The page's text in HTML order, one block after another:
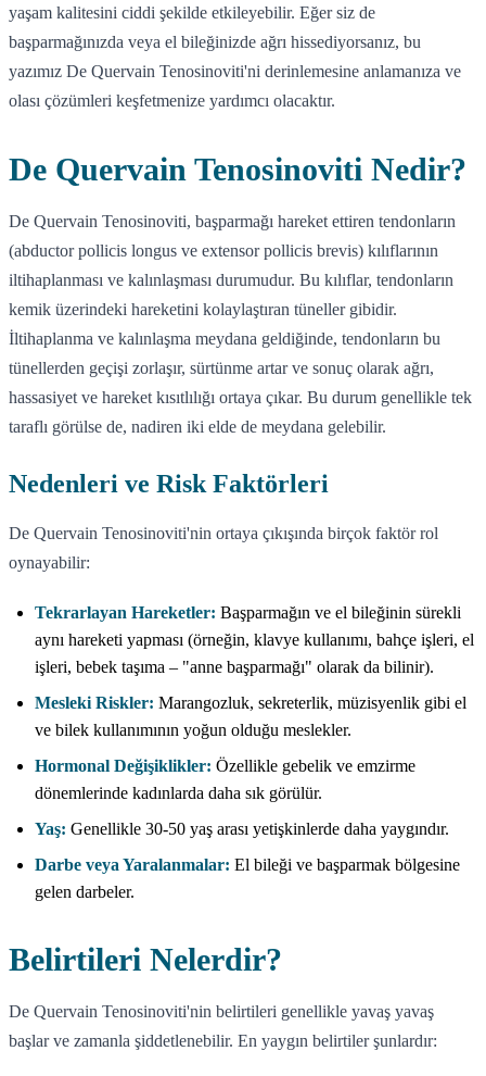
yaşam kalitesini ciddi şekilde etkileyebilir. Eğer siz de
başparmağınızda veya el bileğinizde ağrı hissediyorsanız, bu
yazımız De Quervain Tenosinoviti'ni derinlemesine anlamanıza ve
olası çözümleri keşfetmenize yardımcı olacaktır.
De Quervain Tenosinoviti Nedir?
De Quervain Tenosinoviti, başparmağı hareket ettiren tendonların
(abductor pollicis longus ve extensor pollicis brevis) kılıflarının
iltihaplanması ve kalınlaşması durumudur. Bu kılıflar, tendonların
kemik üzerindeki hareketini kolaylaştıran tüneller gibidir.
İltihaplanma ve kalınlaşma meydana geldiğinde, tendonların bu
tünellerden geçişi zorlaşır, sürtünme artar ve sonuç olarak ağrı,
hassasiyet ve hareket kısıtlılığı ortaya çıkar. Bu durum genellikle tek
taraflı görülse de, nadiren iki elde de meydana gelebilir.
Nedenleri ve Risk Faktörleri
De Quervain Tenosinoviti'nin ortaya çıkışında birçok faktör rol
oynayabilir:
Tekrarlayan Hareketler: Başparmağın ve el bileğinin sürekli
aynı hareketi yapması (örneğin, klavye kullanımı, bahçe işleri, el
işleri, bebek taşıma – "anne başparmağı" olarak da bilinir).
Mesleki Riskler: Marangozluk, sekreterlik, müzisyenlik gibi el
ve bilek kullanımının yoğun olduğu meslekler.
Hormonal Değişiklikler: Özellikle gebelik ve emzirme
dönemlerinde kadınlarda daha sık görülür.
Yaş: Genellikle 30-50 yaş arası yetişkinlerde daha yaygındır.
Darbe veya Yaralanmalar: El bileği ve başparmak bölgesine
gelen darbeler.
Belirtileri Nelerdir?
De Quervain Tenosinoviti'nin belirtileri genellikle yavaş yavaş
başlar ve zamanla şiddetlenebilir. En yaygın belirtiler şunlardır: